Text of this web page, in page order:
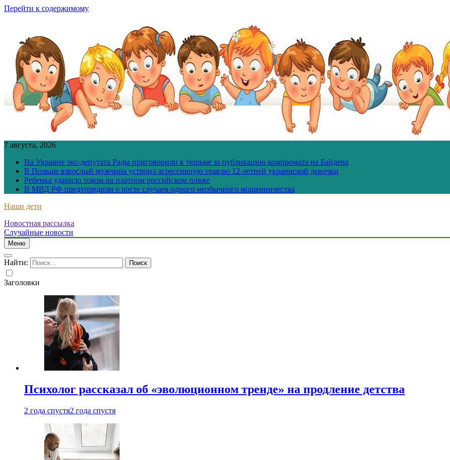
Перейти к содержимому
7 августа, 2026
На Украине экс-депутата Рады приговорили к тюрьме за публикацию компромата на Байдена
В Польше взрослый мужчина устроил агрессивную травлю 12-летней украинской девочки
Ребенка ударило током на платном российском пляже
В МВД РФ предупредили о росте случаев одного необычного мошенничества
Наши дети
Новостная рассылка
Случайные новости
Меню
Найти:
Заголовки
Психолог рассказал об «эволюционном тренде» на продление детства
2 года спустя2 года спустя